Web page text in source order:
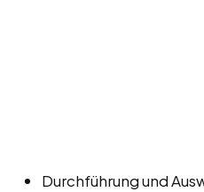
Durchführung und